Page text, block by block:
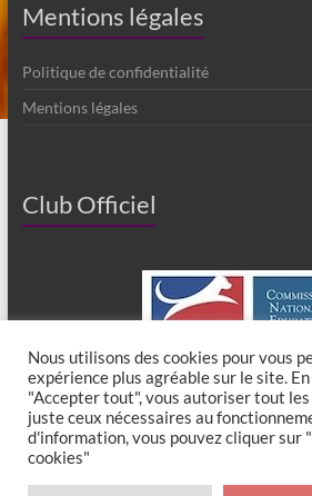
Mentions légales
Politique de confidentialité
Mentions légales
Club Officiel
Copyright © 2026Club Canin de Chaumes en
Nous utilisons des cookies pour vous
expérience plus agréable sur le site.
"Accepter tout", vous autoriser tout les
juste ceux nécessaires au
d'information, vous pouvez cliquer sur
cookies"